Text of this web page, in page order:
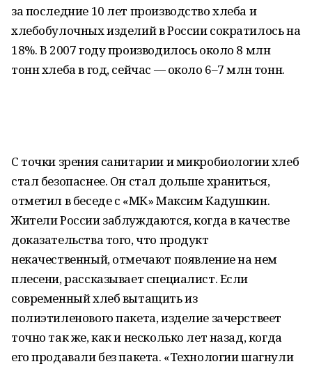
за последние 10 лет производство хлеба и
хлебобулочных изделий в России сократилось на
18%. В 2007 году производилось около 8 млн
тонн хлеба в год, сейчас — около 6–7 млн тонн.
С точки зрения санитарии и микробиологии хлеб
стал безопаснее. Он стал дольше храниться,
отметил в беседе с «МК» Максим Кадушкин.
Жители России заблуждаются, когда в качестве
доказательства того, что продукт
некачественный, отмечают появление на нем
плесени, рассказывает специалист. Если
современный хлеб вытащить из
полиэтиленового пакета, изделие зачерствеет
точно так же, как и несколько лет назад, когда
его продавали без пакета. «Технологии шагнули